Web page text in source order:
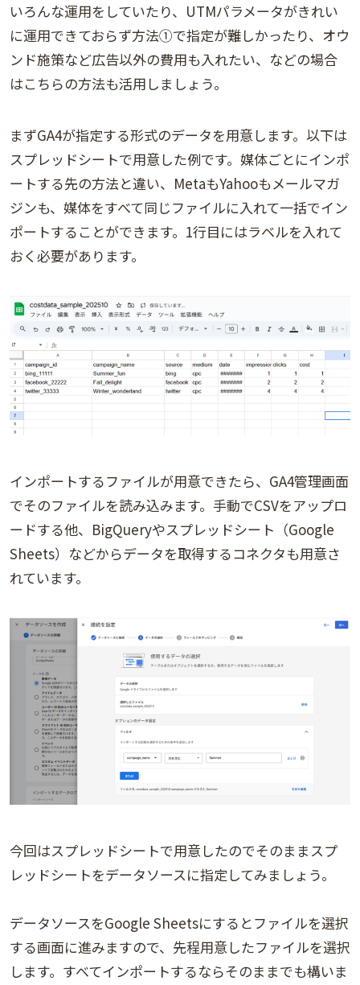
いろんな運用をしていたり、UTMパラメータがきれい
に運用できておらず方法①で指定が難しかったり、オウ
ンド施策など広告以外の費用も入れたい、などの場合
はこちらの方法も活用しましょう。
まずGA4が指定する形式のデータを用意します。以下は
スプレッドシートで用意した例です。媒体ごとにインポ
ートする先の方法と違い、MetaもYahooもメールマガ
ジンも、媒体をすべて同じファイルに入れて一括でイン
ポートすることができます。1行目にはラベルを入れて
おく必要があります。
インポートするファイルが用意できたら、GA4管理画面
でそのファイルを読み込みます。手動でCSVをアップロ
ードする他、BigQueryやスプレッドシート（Google
Sheets）などからデータを取得するコネクタも用意さ
れています。
今回はスプレッドシートで用意したのでそのままスプ
レッドシートをデータソースに指定してみましょう。
データソースをGoogle Sheetsにするとファイルを選択
する画面に進みますので、先程用意したファイルを選択
します。すべてインポートするならそのままでも構いま